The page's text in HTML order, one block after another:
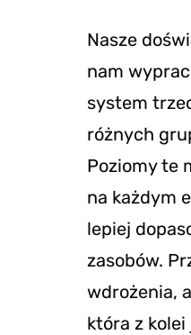
Nasze
nam
system
różnych
Poziomy te
na każdym
lepiej
zasobów.
wdrożenia,
która z